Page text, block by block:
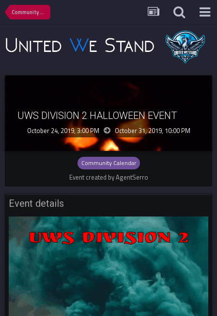
Community Calendar
UWS DIVISION 2 HALLOWEEN EVENT
October 24, 2019, 3:00 PM October 31, 2019, 10:00 PM
Community Calendar
Event created by AgentSerro
Event details